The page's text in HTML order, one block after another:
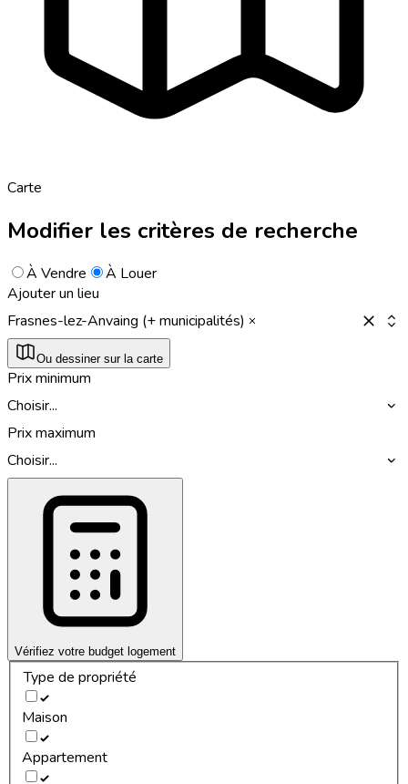
Carte
Modifier les critères de recherche
À Vendre
À Louer
Ajouter un lieu
Frasnes-lez-Anvaing (+ municipalités)
Ou dessiner sur la carte
Prix minimum
Choisir...
Prix maximum
Choisir...
Vérifiez votre budget logement
Type de propriété
Maison
Appartement